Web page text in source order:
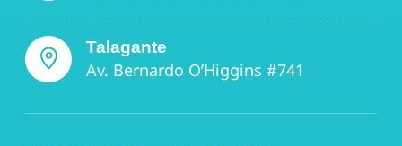
Talagante
Av. Bernardo O’Higgins #741